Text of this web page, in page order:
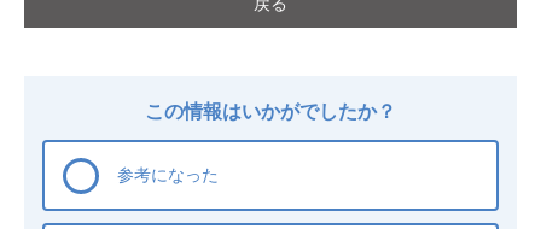
この情報はいかがでしたか？
参考になった